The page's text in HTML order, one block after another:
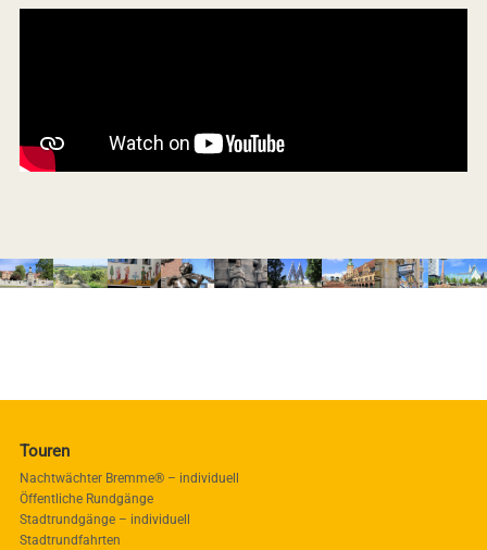
Touren
Nachtwächter Bremme® – individuell
Öffentliche Rundgänge
Stadtrundgänge – individuell
Stadtrundfahrten